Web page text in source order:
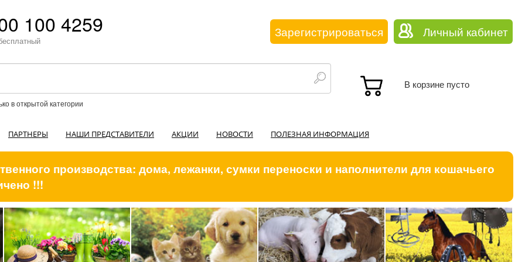
100 4259 Зарегистрироваться Личный кабинет
в открытой категории
В корзине пусто
ПАРТНЕРЫ НАШИ ПРЕДСТАВИТЕЛИ АКЦИИ НОВОСТИ ПОЛЕЗНАЯ ИНФОРМАЦИЯ
производства: дома, лежанки, сумки переноски и наполнители для кошачьего
!!!